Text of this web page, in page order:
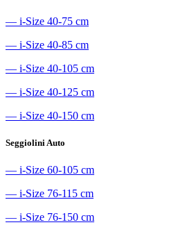
― i-Size 40-75 cm
― i-Size 40-85 cm
― i-Size 40-105 cm
― i-Size 40-125 cm
― i-Size 40-150 cm
Seggiolini Auto
― i-Size 60-105 cm
― i-Size 76-115 cm
― i-Size 76-150 cm